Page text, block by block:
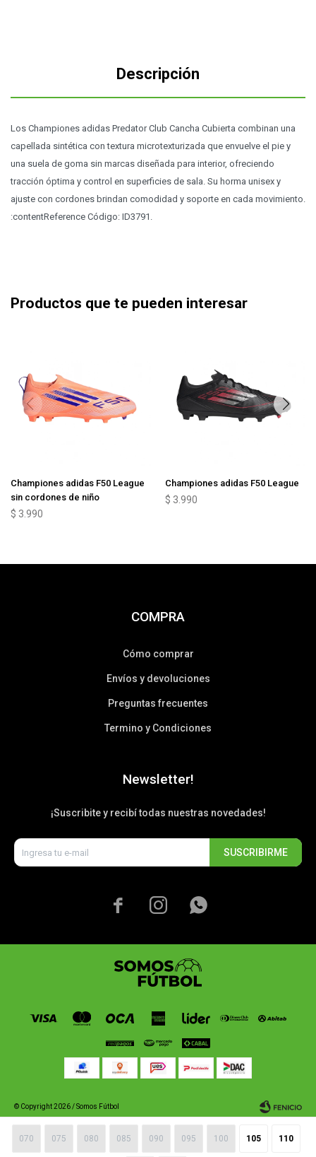
070 075 080 085 090 095 100 105 110
Descripción
Los Championes adidas Predator Club Cancha Cubierta combinan una
capellada sintética con textura microtexturizada que envuelve el pie y
una suela de goma sin marcas diseñada para interior, ofreciendo
tracción óptima y control en superficies de sala. Su horma unisex y
ajuste con cordones brindan comodidad y soporte en cada movimiento.
:contentReference Código: ID3791.
Productos que te pueden interesar
Championes adidas F50 League
sin cordones de niño
$ 3.990
Championes adidas F50 League
$ 3.990
COMPRA
Cómo comprar
Envíos y devoluciones
Preguntas frecuentes
Termino y Condiciones
Newsletter!
¡Suscribite y recibí todas nuestras novedades!
SUSCRIBIRME
  
© Copyright 2026 / Somos Fútbol